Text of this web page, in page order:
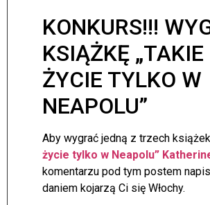
KONKURS!!!
KSIĄŻKĘ „TAKIE
ŻYCIE TYLKO W
NEAPOLU”
Aby wygrać jedną z trzech książek
życie tylko w Neapolu”
komentarzu pod tym postem
daniem kojarzą Ci się Włochy.